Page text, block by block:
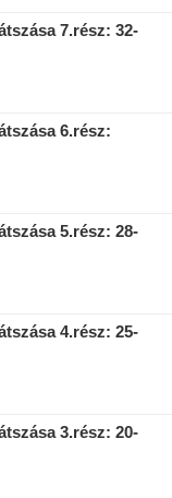
7.rész: 32-
6.rész:
5.rész: 28-
4.rész: 25-
3.rész: 20-